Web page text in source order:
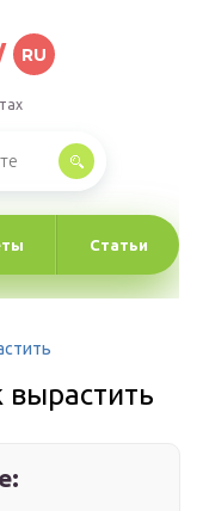
RU
Статьи